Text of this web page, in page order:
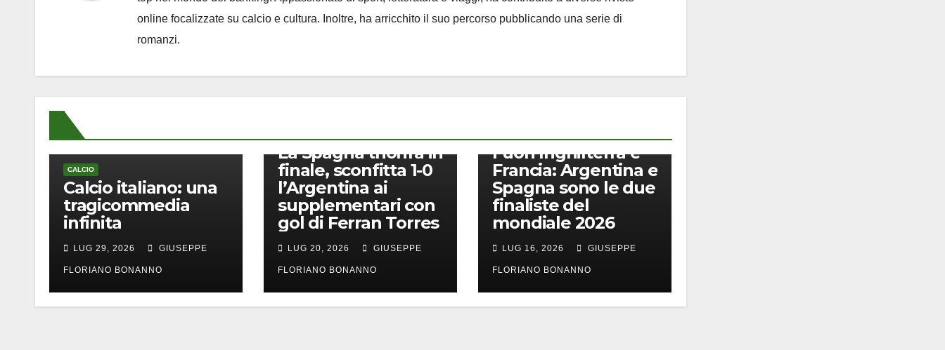
online focalizzate su calcio e cultura. Inoltre, ha arricchito il suo percorso pubblicando una serie di
romanzi.
CALCIO
Calcio italiano: una
tragicommedia
infinita
LUG 29, 2026 GIUSEPPE
FLORIANO BONANNO
La Spagna trionfa in
finale, sconfitta 1-0
l’Argentina ai
supplementari con
gol di Ferran Torres
LUG 20, 2026 GIUSEPPE
FLORIANO BONANNO
Fuori Inghilterra e
Francia: Argentina e
Spagna sono le due
finaliste del
mondiale 2026
LUG 16, 2026 GIUSEPPE
FLORIANO BONANNO